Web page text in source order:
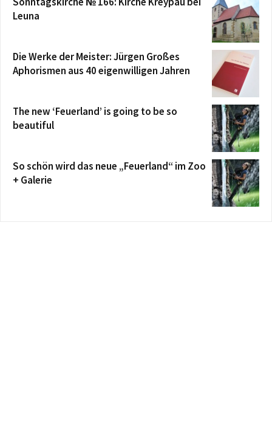
Leuna
Die Werke der Meister: Jürgen Großes
Aphorismen aus 40 eigenwilligen Jahren
The new ‘Feuerland’ is going to be so
beautiful
So schön wird das neue „Feuerland“ im Zoo
+ Galerie